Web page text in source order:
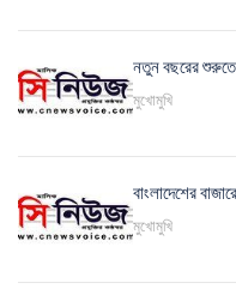
নতুন বছরের
মুখোমুখি
বাংলাদেশের
মুখোমুখি